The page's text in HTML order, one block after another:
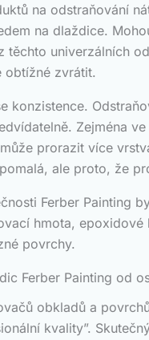
na odstraňování
na dlaždice.
těchto univerzálních
obtížné zvrátit.
konzistence.
Zejména
prorazit více
ale proto, že
Ferber Painting
hmota,
povrchy.
Ferber Painting od
obkladů a
kvality”.